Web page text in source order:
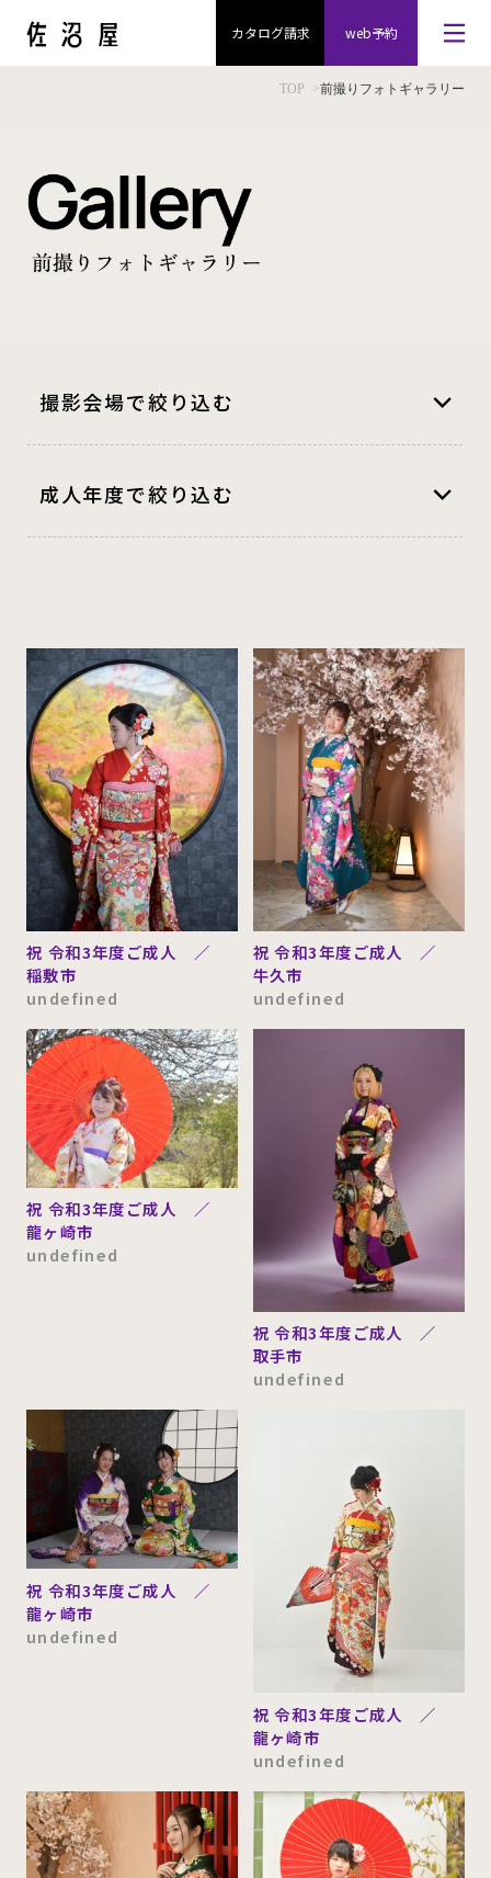
カタログ請求 web予約
TOP >前撮りフォトギャラリー
撮影会場で絞り込む
牛久市(777)
守谷市(300) 利根町(227)
美浦村(153) 河内町(130)
常総市(136) 水戸市(16)
成田市(21) 柏市(20)
我孫子市(16) つくば市(560)
かすみがうら市
(16)
石岡市(10)
東京都(9) 東京都板橋区 (1)
松戸市
坂東市 (5)
印西市(4)
さいたま市(2)
(2)
鉾田市(3)
(2)
流山市(2) 船橋市(1)
銚子市
北相馬郡(1)
結城郡(1)
八千代町 (1)
千葉県印旛郡
足立区(2)
杉並区
(1)
(2)
東京都世田谷区
(1) 東京都大田区(1)
東京都豊島区(1) 東茨城郡城里町
神奈川県(3) 大阪府(1)
長野県
富里市(4)
上田市(4)
成人年度で絞り込む
平成30(388) 平成31(454)
令和2(1065) 令和3(899)
令和4(858) 令和5(802)
令和6(276)
祝 令和3年度ご成人 ／
稲敷市
undefined
祝 令和3年度ご成人 ／
牛久市
undefined
祝 令和3年度ご成人 ／
龍ヶ崎市
undefined
祝 令和3年度ご成人 ／
取手市
undefined
祝 令和3年度ご成人 ／
龍ヶ崎市
undefined
祝 令和3年度ご成人 ／
龍ヶ崎市
undefined